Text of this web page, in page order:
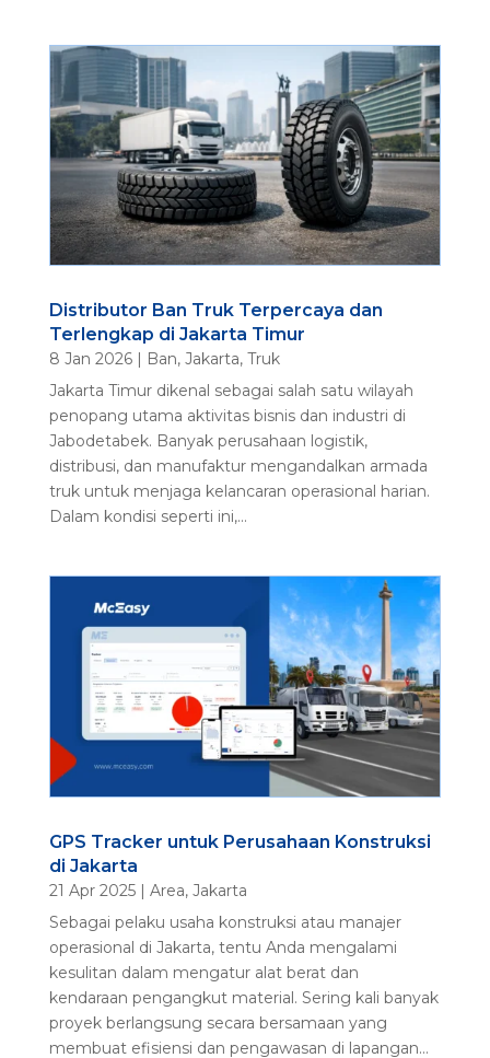
Distributor Ban Truk Terpercaya dan
Terlengkap di Jakarta Timur
8 Jan 2026| Ban, Jakarta, Truk
Jakarta Timur dikenal sebagai salah satu wilayah
penopang utama aktivitas bisnis dan industri di
Jabodetabek. Banyak perusahaan logistik,
distribusi, dan manufaktur mengandalkan armada
truk untuk menjaga kelancaran operasional harian.
Dalam kondisi seperti ini,...
GPS Tracker untuk Perusahaan Konstruksi
di Jakarta
21 Apr 2025| Area, Jakarta
Sebagai pelaku usaha konstruksi atau manajer
operasional di Jakarta, tentu Anda mengalami
kesulitan dalam mengatur alat berat dan
kendaraan pengangkut material. Sering kali banyak
proyek berlangsung secara bersamaan yang
membuat efisiensi dan pengawasan di lapangan...